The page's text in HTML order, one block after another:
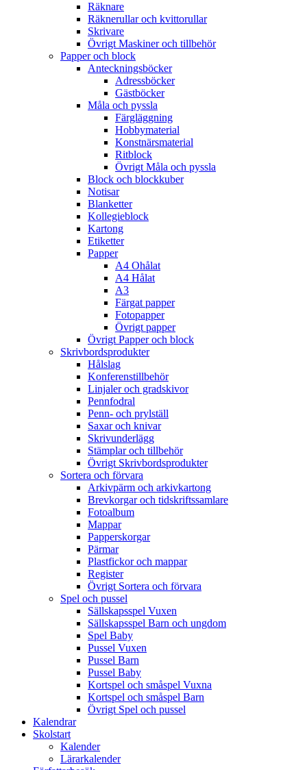
Räknare
Räknerullar och kvittorullar
Skrivare
Övrigt Maskiner och tillbehör
Papper och block
Anteckningsböcker
Adressböcker
Gästböcker
Måla och pyssla
Färgläggning
Hobbymaterial
Konstnärsmaterial
Ritblock
Övrigt Måla och pyssla
Block och blockkuber
Notisar
Blanketter
Kollegieblock
Kartong
Etiketter
Papper
A4 Ohålat
A4 Hålat
A3
Färgat papper
Fotopapper
Övrigt papper
Övrigt Papper och block
Skrivbordsprodukter
Hålslag
Konferenstillbehör
Linjaler och gradskivor
Pennfodral
Penn- och prylställ
Saxar och knivar
Skrivunderlägg
Stämplar och tillbehör
Övrigt Skrivbordsprodukter
Sortera och förvara
Arkivpärm och arkivkartong
Brevkorgar och tidskriftssamlare
Fotoalbum
Mappar
Papperskorgar
Pärmar
Plastfickor och mappar
Register
Övrigt Sortera och förvara
Spel och pussel
Sällskapsspel Vuxen
Sällskapsspel Barn och ungdom
Spel Baby
Pussel Vuxen
Pussel Barn
Pussel Baby
Kortspel och småspel Vuxna
Kortspel och småspel Barn
Övrigt Spel och pussel
Kalendrar
Skolstart
Kalender
Lärarkalender